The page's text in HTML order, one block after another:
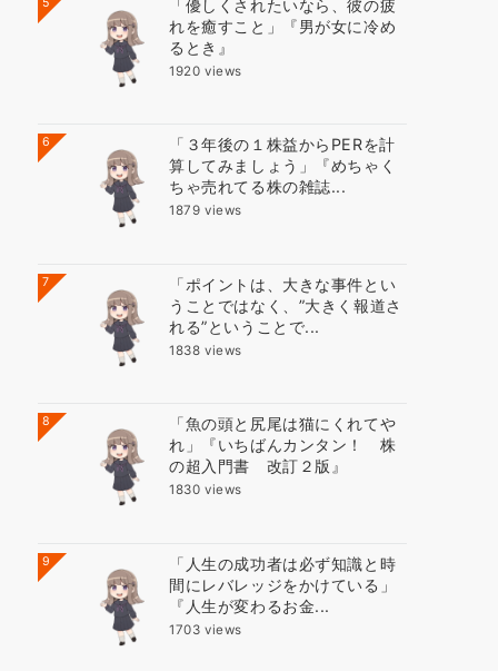
「優しくされたいなら、彼の疲
れを癒すこと」『男が女に冷め
るとき』
1920 views
6
「３年後の１株益からPERを計
算してみましょう」『めちゃく
ちゃ売れてる株の雑誌...
1879 views
7
「ポイントは、大きな事件とい
うことではなく、”大きく報道さ
れる”ということで...
1838 views
8
「魚の頭と尻尾は猫にくれてや
れ」『いちばんカンタン！ 株
の超入門書 改訂２版』
1830 views
9
「人生の成功者は必ず知識と時
間にレバレッジをかけている」
『人生が変わるお金...
1703 views